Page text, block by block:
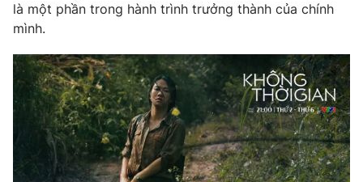
là một phần trong hành trình trưởng thành của chính
mình.